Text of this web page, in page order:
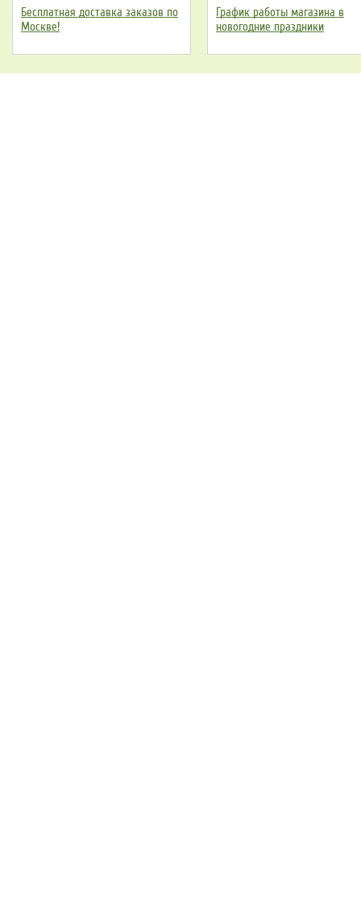
Бесплатная доставка заказов по
Москве!
График работы магазина в
новогодние праздники